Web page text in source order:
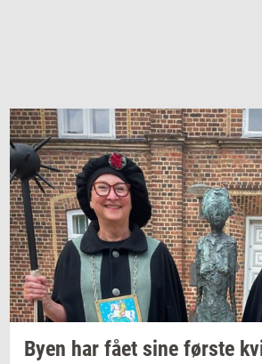
Byen har fået sine før­ste